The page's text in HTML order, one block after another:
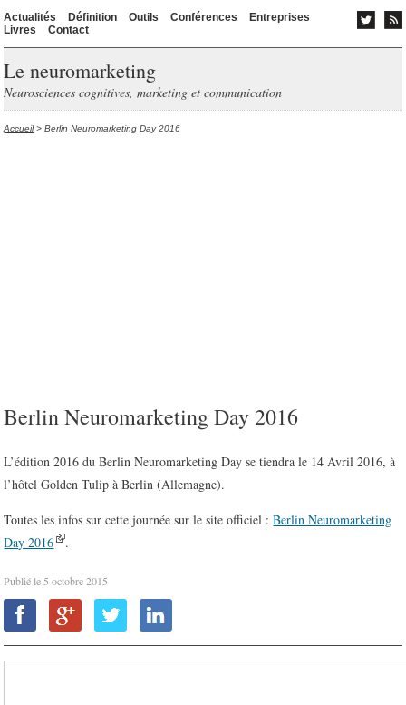
Actualités Définition Outils Conférences
Entreprises
Livres
Contact
Le neuromarketing
Neurosciences cognitives, marketing et communication
Accueil> Berlin Neuromarketing Day 2016
Berlin Neuromarketing Day 2016
L’édition 2016 du Berlin Neuromarketing Day se tiendra le 14 Avril 2016, à
l’hôtel Golden Tulip à Berlin (Allemagne).
Toutes les infos sur cette journée sur le site officiel :Berlin Neuromarketing
Day 2016
.
Publié le 5 octobre 2015